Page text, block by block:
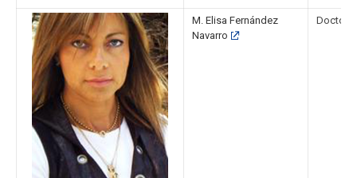
M. Elisa Fernández
Navarro
Doctora